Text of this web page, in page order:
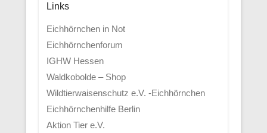
Links
Eichhörnchen in Not
Eichhörnchenforum
IGHW Hessen
Waldkobolde – Shop
Wildtierwaisenschutz e.V. -Eichhörnchen
Eichhörnchenhilfe Berlin
Aktion Tier e.V.